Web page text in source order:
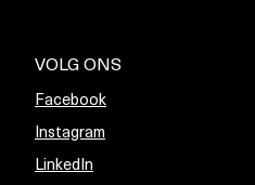
VOLG ONS
Facebook
Instagram
LinkedIn